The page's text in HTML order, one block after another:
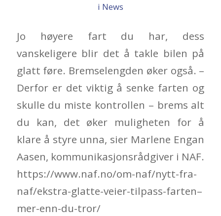
i News
Jo høyere fart du har, dess
vanskeligere blir det å takle bilen på
glatt føre. Bremselengden øker også. –
Derfor er det viktig å senke farten og
skulle du miste kontrollen – brems alt
du kan, det øker muligheten for å
klare å styre unna, sier Marlene Engan
Aasen, kommunikasjonsrådgiver i NAF.
https://www.naf.no/om-naf/nytt-fra-
naf/ekstra-glatte-veier-tilpass-farten–
mer-enn-du-tror/